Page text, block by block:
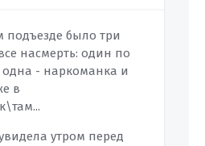
подъезде было три
насмерть: один по
одна - наркоманка и
в
утром перед